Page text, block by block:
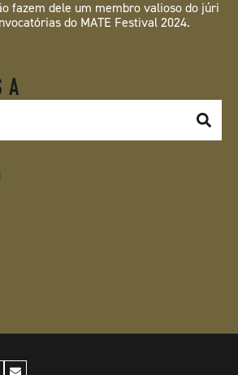
fazem dele um membro valioso do júri
do MATE Festival 2024.